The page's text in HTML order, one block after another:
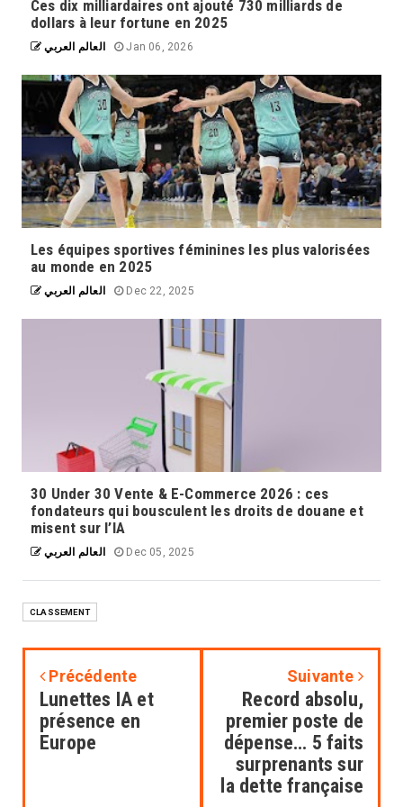
Ces dix milliardaires ont ajouté 730 milliards de
dollars à leur fortune en 2025
العالم العربي Jan 06, 2026
Les équipes sportives féminines les plus valorisées
au monde en 2025
العالم العربي Dec 22, 2025
30 Under 30 Vente & E-Commerce 2026 : ces
fondateurs qui bousculent les droits de douane et
misent sur l’IA
العالم العربي Dec 05, 2025
CLASSEMENT
Précédente
Lunettes IA et
présence en
Europe
Suivante
Record absolu,
premier poste de
dépense… 5 faits
surprenants sur
la dette française